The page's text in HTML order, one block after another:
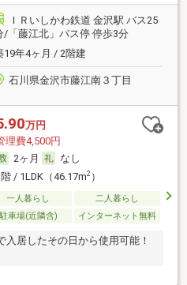
ＩＲいしかわ鉄道 金沢駅 バス25
/「藤江北」バス停 停歩3分
19年4ヶ月 / 2階建
石川県金沢市藤江南３丁目
万円
理費4,500円
2ヶ月
なし
/ 1LDK（46.17m2）
一人暮らし
二人暮らし
駐車場(近隣含) インターネット無料
入居したその日から使用可能！